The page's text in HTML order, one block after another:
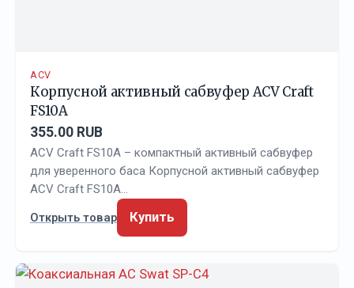
ACV
Корпусной активный сабвуфер ACV Craft
FS10A
355.00 RUB
ACV Craft FS10A – компактный активный сабвуфер
для уверенного баса Корпусной активный сабвуфер
ACV Craft FS10A…
Открыть товар
Купить